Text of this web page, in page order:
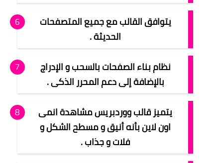
يتوافق القالب مع جميع المتصفحات
الحديثة .
نظام بناء الصفحات بالسحب و الإدراج
بالإضافة إلى دعم المحرر الذكى .
يتميز قالب ووردبريس مشاهدة انمى
اون لاين بأنه أنيق و مسطح الشكل و
فلات و جذاب .